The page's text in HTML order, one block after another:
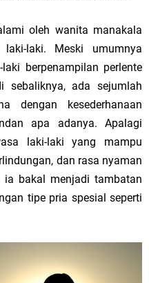
oleh wanita manakala
laki. Meski umumnya
berpenampilan perlente
ada sejumlah
dengan kesederhanaan
apa adanya. Apalagi
laki-laki yang mampu
dan rasa nyaman
ia bakal menjadi tambatan
tipe pria spesial seperti